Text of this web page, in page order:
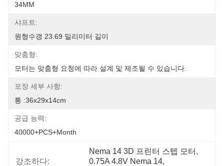
34MM
샤프트:
원형수갱 23.69 밀리미터 길이
맞춤형:
모터는 맞춤형 요청에 따라 설계 및 제조될 수 있습니다.
포장 세부 사항:
통 :36x29x14cm
공급 능력:
40000+PCS+Month
강조하다:
Nema 14 3D 프린터 스텝 모터 ,
0.75A 4.8V Nema 14,